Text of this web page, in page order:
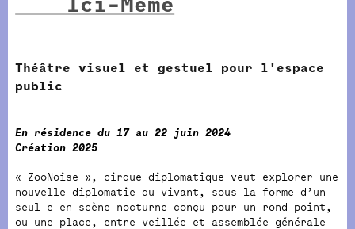
Théâtre visuel et gestuel pour l'espace
public
En résidence du 17 au 22 juin 2024
Création 2025
« ZooNoise », cirque diplomatique veut explorer une
nouvelle diplomatie du vivant, sous la forme d’un
seul-e en scène nocturne conçu pour un rond-point,
ou une place, entre veillée et assemblée générale